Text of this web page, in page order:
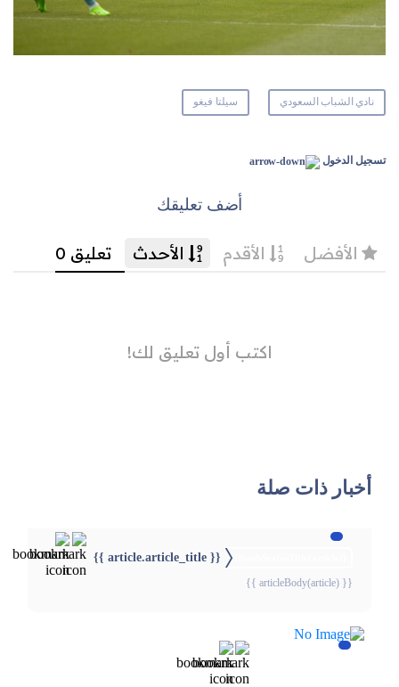
نادي الشباب السعودي سيلتا فيغو
تسجيل الدخول
أضف تعليقك
أخبار ذات صلة
{{ article.article_title }}
{{ articleBody(article) }}